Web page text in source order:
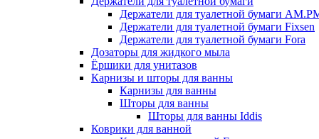
Держатели для туалетной бумаги
Держатели для туалетной бумаги Fixsen
Держатели для туалетной бумаги Fora
Дозаторы для жидкого мыла
Ёршики для унитазов
Карнизы и шторы для ванны
Карнизы для ванны
Шторы для ванны
Шторы для ванны Iddis
Коврики для ванной